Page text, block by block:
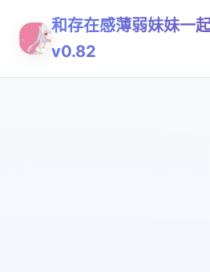
和存在感薄弱妹妹一
v0.82